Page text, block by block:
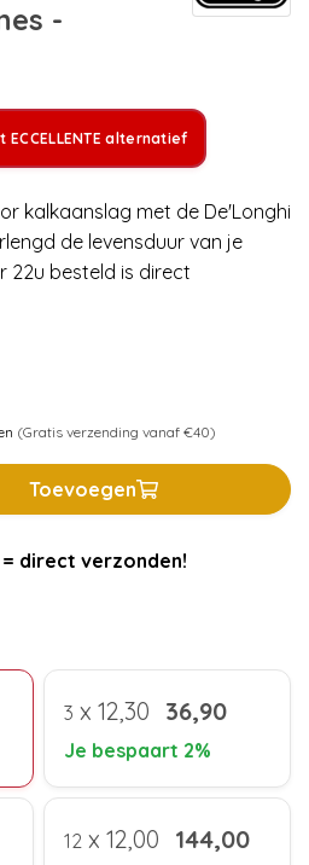
-
alternatief
kalkaanslag met de De'Longhi
de levensduur van je
22u besteld is direct
(Gratis verzending vanaf €40)
Toevoegen
direct verzonden!
3 x 12,30 36,90
Je bespaart 2%
12 x 12,00 144,00